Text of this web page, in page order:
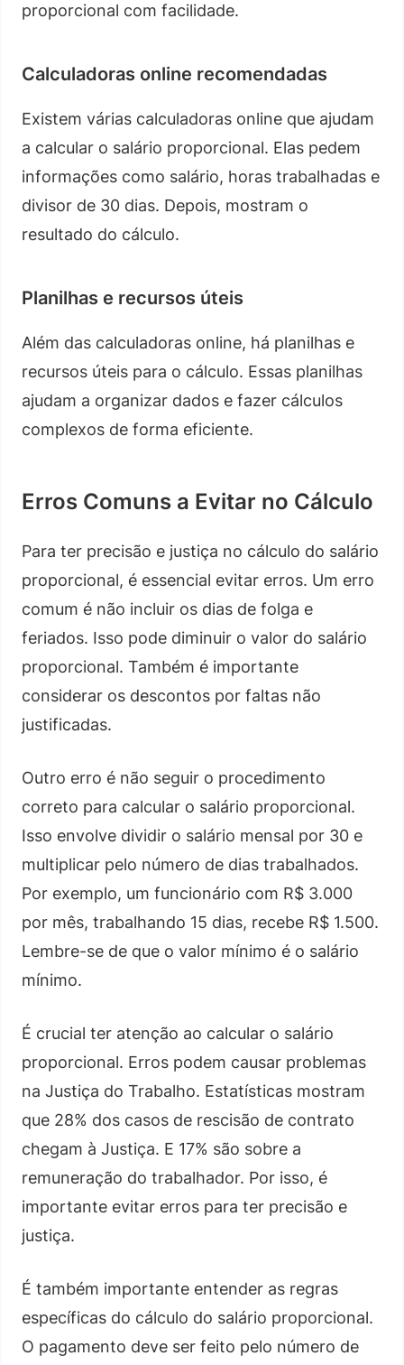
proporcional com facilidade.
Calculadoras online recomendadas
Existem várias calculadoras online que ajudam
a calcular o salário proporcional. Elas pedem
informações como salário, horas trabalhadas e
divisor de 30 dias. Depois, mostram o
resultado do cálculo.
Planilhas e recursos úteis
Além das calculadoras online, há planilhas e
recursos úteis para o cálculo. Essas planilhas
ajudam a organizar dados e fazer cálculos
complexos de forma eficiente.
Erros Comuns a Evitar no Cálculo
Para ter precisão e justiça no cálculo do salário
proporcional, é essencial evitar erros. Um erro
comum é não incluir os dias de folga e
feriados. Isso pode diminuir o valor do salário
proporcional. Também é importante
considerar os descontos por faltas não
justificadas.
Outro erro é não seguir o procedimento
correto para calcular o salário proporcional.
Isso envolve dividir o salário mensal por 30 e
multiplicar pelo número de dias trabalhados.
Por exemplo, um funcionário com R$ 3.000
por mês, trabalhando 15 dias, recebe R$ 1.500.
Lembre-se de que o valor mínimo é o salário
mínimo.
É crucial ter atenção ao calcular o salário
proporcional. Erros podem causar problemas
na Justiça do Trabalho. Estatísticas mostram
que 28% dos casos de rescisão de contrato
chegam à Justiça. E 17% são sobre a
remuneração do trabalhador. Por isso, é
importante evitar erros para ter precisão e
justiça.
É também importante entender as regras
específicas do cálculo do salário proporcional.
O pagamento deve ser feito pelo número de